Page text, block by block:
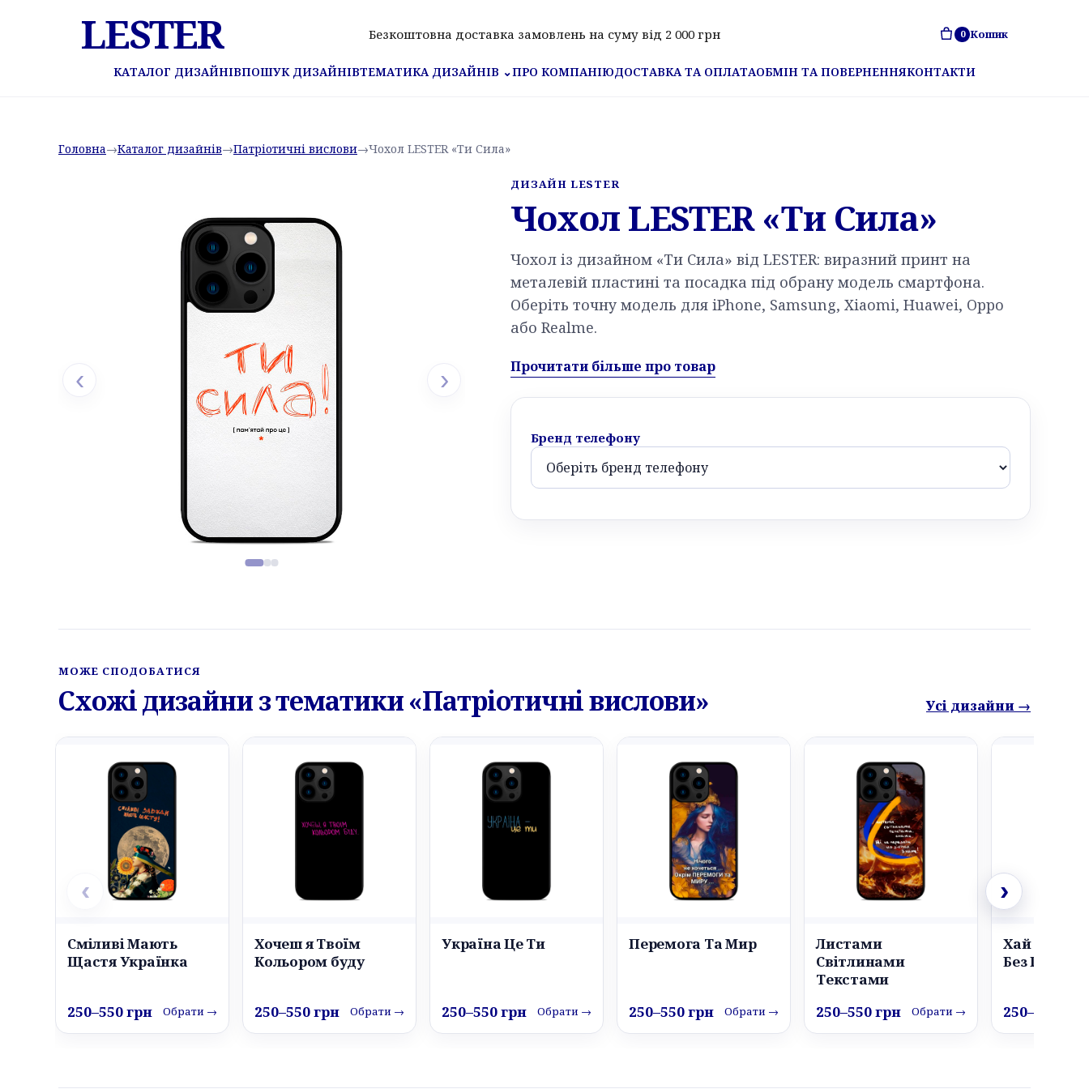
LESTER Безкоштовна доставка замовлень на суму від 2 000 грн 0 Кошик
КАТАЛОГ ДИЗАЙНІВПОШУК ДИЗАЙНІВТЕМАТИКА ДИЗАЙНІВ ⌄ПРО КОМПАНІЮДОСТАВКА ТА ОПЛАТАОБМІН ТА ПОВЕРНЕННЯКОНТАКТИ
Головна→Каталог дизайнів→Патріотичні вислови→Чохол LESTER «Ти Сила»
‹ ›
ДИЗАЙН LESTER
Чохол LESTER «Ти Сила»
Чохол із дизайном «Ти Сила» від LESTER: виразний принт на
металевій пластині та посадка під обрану модель смартфона.
Оберіть точну модель для iPhone, Samsung, Xiaomi, Huawei, Oppo
або Realme.
Прочитати більше про товар
Бренд телефону
МОЖЕ СПОДОБАТИСЯ
Схожі дизайни з тематики «Патріотичні вислови» Усі дизайни →
‹
Сміливі Мають
Щастя Українка
250–550 грн Обрати →
Хочеш я Твоїм
Кольором буду
250–550 грн Обрати →
Україна Це Ти
250–550 грн Обрати →
Перемога Та Мир
250–550 грн Обрати →
Листами
Світлинами
Текстами
250–550 грн
Обрати →
Хай Без
Без Газу
250–550 грн
›